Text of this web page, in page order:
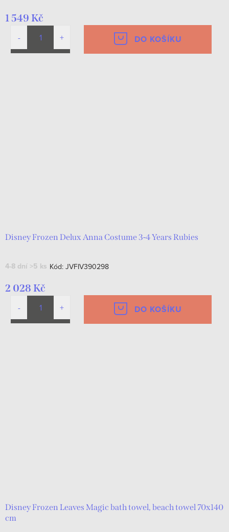
1 549 Kč
DO KOŠÍKU
Disney Frozen Delux Anna Costume 3-4 Years Rubies
4-8 dní >5 ks Kód: JVFIV390298
2 028 Kč
DO KOŠÍKU
Disney Frozen Leaves Magic bath towel, beach towel 70x140
cm